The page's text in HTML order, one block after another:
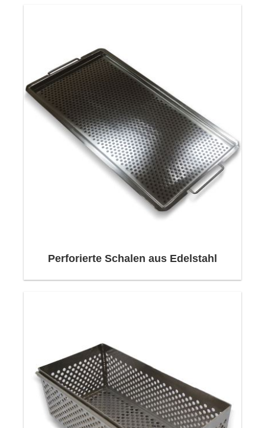
vor Beschädigungen zu schützen. Dank der
Löcher in den Lochblechkörben ist auch eine
Sterilisation der Instrumente im Inneren möglich.
Darüber hinausKorb aus perforiertem Edelstahl
in zahlreichen Branchen in der Automobil-,
Metall-, Verteidigungs-, Kunststoff-, Medizin-,
Lebensmittel- und Industriebranche eingesetzt.
Perforierte Schalen aus Edelstahl